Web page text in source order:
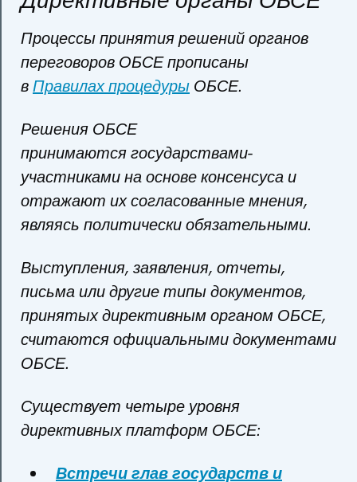
Процессы принятия решений органов
переговоров ОБСЕ прописаны
вПравилах процедуры ОБСЕ.
Решения ОБСЕ
принимаются государствами-
участниками на основе консенсуса и
отражают их согласованные мнения,
являясь политически обязательными.
Выступления, заявления, отчеты,
письма или другие типы документов,
принятых директивным органом ОБСЕ,
считаются официальными документами
ОБСЕ.
Существует четыре уровня
директивных платформ ОБСЕ:
Встречи глав государств и